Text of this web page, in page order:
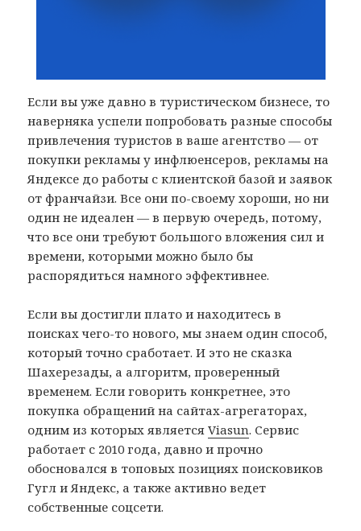
Если вы уже давно в туристическом бизнесе, то
наверняка успели попробовать разные способы
привлечения туристов в ваше агентство — от
покупки рекламы у инфлюенсеров, рекламы на
Яндексе до работы с клиентской базой и заявок
от франчайзи. Все они по-своему хороши, но ни
один не идеален — в первую очередь, потому,
что все они требуют большого вложения сил и
времени, которыми можно было бы
распорядиться намного эффективнее.
Если вы достигли плато и находитесь в
поисках чего-то нового, мы знаем один способ,
который точно сработает. И это не сказка
Шахерезады, а алгоритм, проверенный
временем. Если говорить конкретнее, это
покупка обращений на сайтах-агрегаторах,
одним из которых являетсяViasun. Сервис
работает с 2010 года, давно и прочно
обосновался в топовых позициях поисковиков
Гугл и Яндекс, а также активно ведет
собственные соцсети.